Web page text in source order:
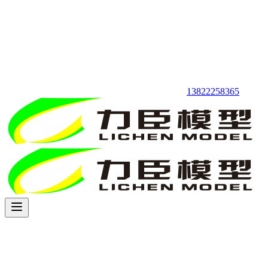
13822258365